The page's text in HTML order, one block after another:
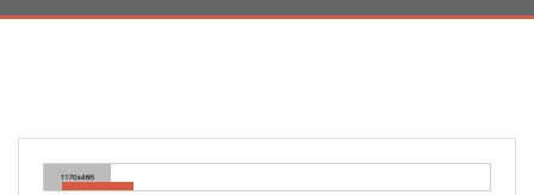
CONTATTI